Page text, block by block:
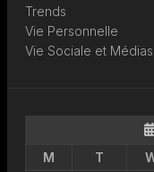
Trends
Vie Personnelle
Vie Sociale et Médias
M
T